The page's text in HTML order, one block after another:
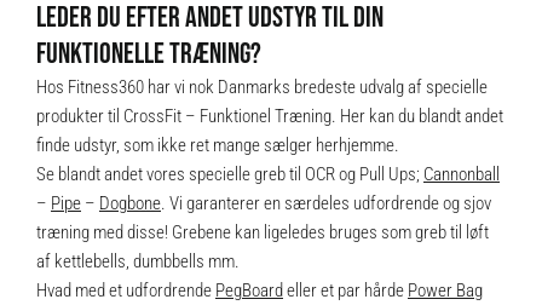
LEDER DU EFTER ANDET UDSTYR TIL DIN
FUNKTIONELLE TRÆNING?
Hos Fitness360 har vi nok Danmarks bredeste udvalg af specielle
produkter til CrossFit – Funktionel Træning. Her kan du blandt andet
finde udstyr, som ikke ret mange sælger herhjemme.
Se blandt andet vores specielle greb til OCR og Pull Ups; Cannonball
– Pipe – Dogbone. Vi garanterer en særdeles udfordrende og sjov
træning med disse! Grebene kan ligeledes bruges som greb til løft
af kettlebells, dumbbells mm.
Hvad med et udfordrende PegBoard eller et par hårde Power Bag